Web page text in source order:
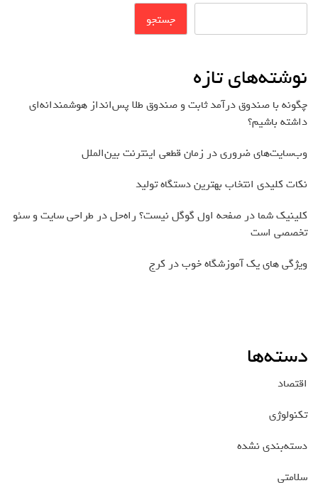
جستجو
نوشته‌های تازه
چگونه با صندوق درآمد ثابت و صندوق طلا پس‌انداز هوشمندانه‌ای
داشته باشیم؟
وب‌سایت‌های ضروری در زمان قطعی اینترنت بین‌الملل
نکات کلیدی انتخاب بهترین دستگاه تولید
کلینیک شما در صفحه اول گوگل نیست؟ راه‌حل در طراحی سایت و سئو
تخصصی است
ویژگی های یک آموزشگاه خوب در کرج
دسته‌ها
اقتصاد
تکنولوژی
دسته‌بندی نشده
سلامتی